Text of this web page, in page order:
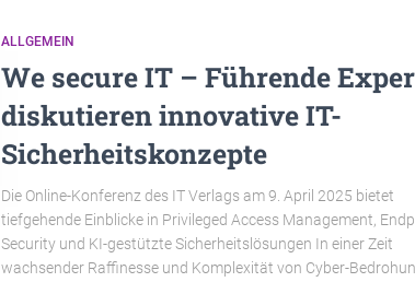
ALLGEMEIN
We secure IT – Führende
diskutieren innovative IT-
Sicherheitskonzepte
Die Online-Konferenz des IT Verlags am 9. April 2025 bietet
tiefgehende Einblicke in Privileged Access Management,
Security und KI-gestützte Sicherheitslösungen In einer Zeit
wachsender Raffinesse und Komplexität von Cyber-